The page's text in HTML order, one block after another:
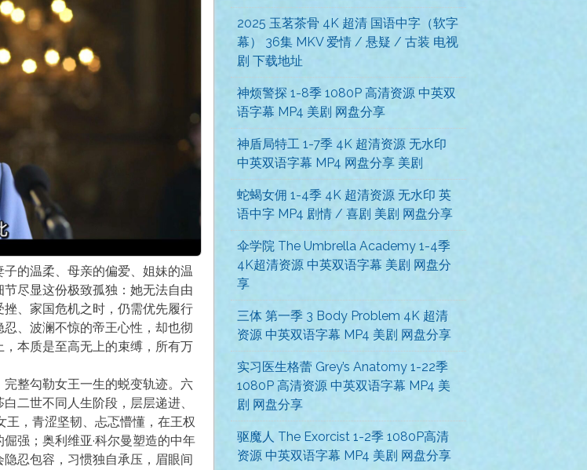
的温柔、母亲的偏爱、姐妹的温
尽显这份极致孤独：她无法自由
、家国危机之时，仍需优先履行
、波澜不惊的帝王心性，却也彻
本质是至高无上的束缚，所有万
整勾勒女王一生的蜕变轨迹。六
二世不同人生阶段，层层递进、
王，青涩坚韧、忐忑懵懂，在王权
强；奥利维亚·科尔曼塑造的中年
忍包容，习惯独自承压，眉眼间
2025 玉茗茶骨 4K 超清 国语中字（软字
幕） 36集 MKV 爱情 / 悬疑 / 古装 电视
剧 下载地址
神烦警探 1-8季 1080P 高清资源 中英双
语字幕 MP4 美剧 网盘分享
神盾局特工 1-7季 4K 超清资源 无水印
中英双语字幕 MP4 网盘分享 美剧
蛇蝎女佣 1-4季 4K 超清资源 无水印 英
语中字 MP4 剧情 / 喜剧 美剧 网盘分享
伞学院 The Umbrella Academy 1-4季
4K超清资源 中英双语字幕 美剧 网盘分
享
三体 第一季 3 Body Problem 4K 超清
资源 中英双语字幕 MP4 美剧 网盘分享
实习医生格蕾 Grey’s Anatomy 1-22季
1080P 高清资源 中英双语字幕 MP4 美
剧 网盘分享
驱魔人 The Exorcist 1-2季 1080P高清
资源 中英双语字幕 MP4 美剧 网盘分享